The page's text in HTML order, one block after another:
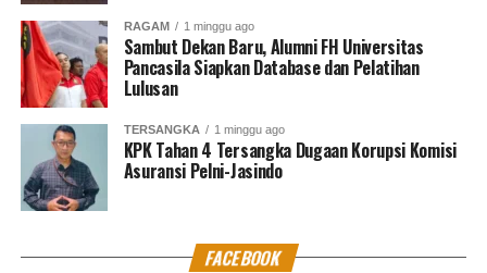
RAGAM 1 minggu ago
Sambut Dekan Baru, Alumni FH Universitas
Pancasila Siapkan Database dan Pelatihan
Lulusan
TERSANGKA 1 minggu ago
KPK Tahan 4 Tersangka Dugaan Korupsi Komisi
Asuransi Pelni-Jasindo
FACEBOOK